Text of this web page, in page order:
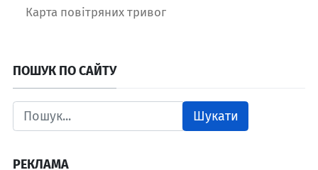
Карта повітряних тривог
ПОШУК ПО САЙТУ
Шукати
РЕКЛАМА